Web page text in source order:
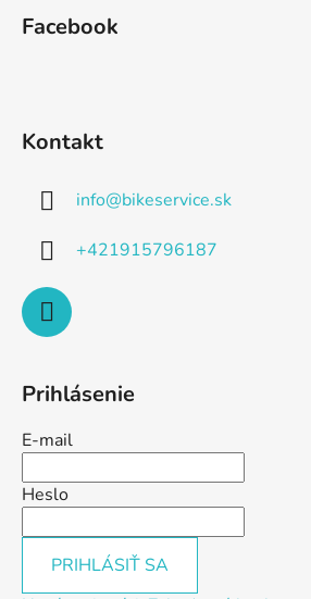
Facebook
Kontakt
info@bikeservice.sk
+421915796187
Prihlásenie
E-mail
Heslo
PRIHLÁSIŤ SA